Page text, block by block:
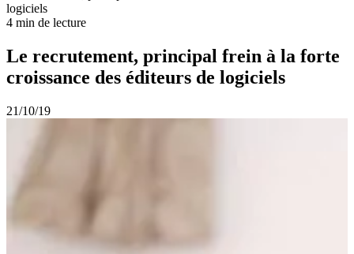
logiciels
4 min de lecture
Le recrutement, principal frein à la forte
croissance des éditeurs de logiciels
21/10/19